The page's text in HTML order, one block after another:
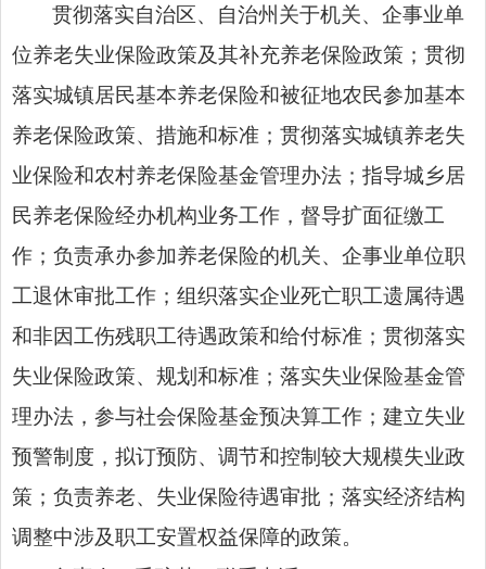
贯彻落实自治区、自治州关于机关、企事业单
位养老失业保险政策及其补充养老保险政策；贯彻
落实城镇居民基本养老保险和被征地农民参加基本
养老保险政策、措施和标准；贯彻落实城镇养老失
业保险和农村养老保险基金管理办法；指导城乡居
民养老保险经办机构业务工作，督导扩面征缴工
作；负责承办参加养老保险的机关、企事业单位职
工退休审批工作；组织落实企业死亡职工遗属待遇
和非因工伤残职工待遇政策和给付标准；贯彻落实
失业保险政策、规划和标准；落实失业保险基金管
理办法，参与社会保险基金预决算工作；建立失业
预警制度，拟订预防、调节和控制较大规模失业政
策；负责养老、失业保险待遇审批；落实经济结构
调整中涉及职工安置权益保障的政策。